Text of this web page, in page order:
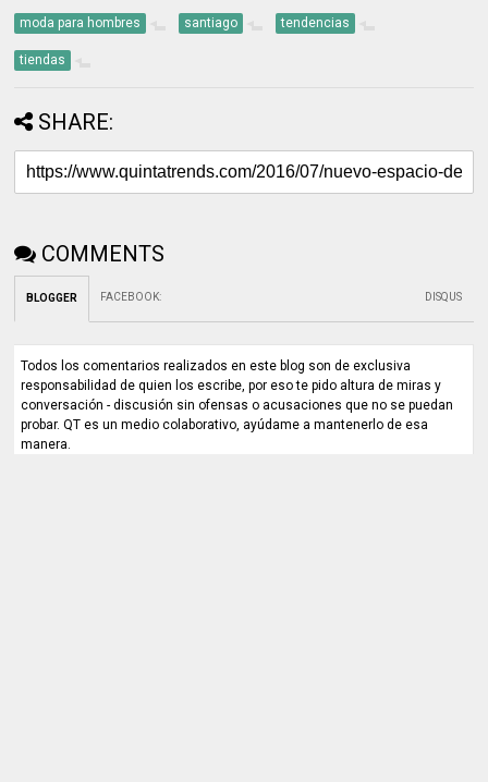
moda para hombres santiago tendencias
tiendas
SHARE:
COMMENTS
BLOGGER FACEBOOK: DISQUS
Todos los comentarios realizados en este blog son de exclusiva
responsabilidad de quien los escribe, por eso te pido altura de miras y
conversación - discusión sin ofensas o acusaciones que no se puedan
probar. QT es un medio colaborativo, ayúdame a mantenerlo de esa
manera.